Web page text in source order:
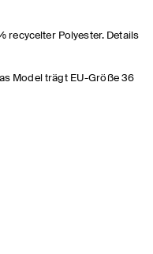
recycelter Polyester. Details
Model trägt EU-Größe 36